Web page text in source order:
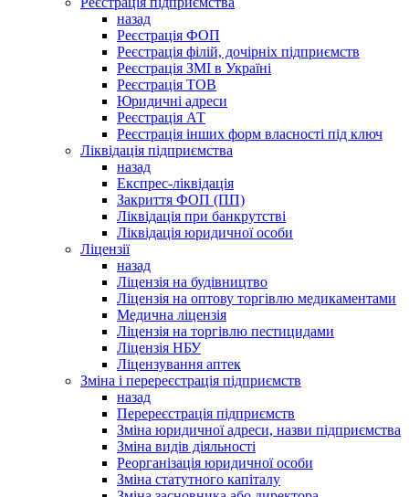
назад
Реєстрація ФОП
Реєстрація філій, дочірніх підприємств
Реєстрація ЗМІ в Україні
Реєстрація ТОВ
Юридичні адреси
Реєстрація АТ
Реєстрація інших форм власності під ключ
Ліквідація підприємства
назад
Експрес-ліквідація
Закриття ФОП (ПП)
Ліквідація при банкрутстві
Ліквідація юридичної особи
Ліцензії
назад
Ліцензія на будівництво
Ліцензія на оптову торгівлю медикаментами
Медична ліцензія
Ліцензія на торгівлю пестицидами
Ліцензія НБУ
Ліцензування аптек
Зміна і перереєстрація підприємств
назад
Перереєстрація підприємств
Зміна юридичної адреси, назви підприємства
Зміна видів діяльності
Реорганізація юридичної особи
Зміна статутного капіталу